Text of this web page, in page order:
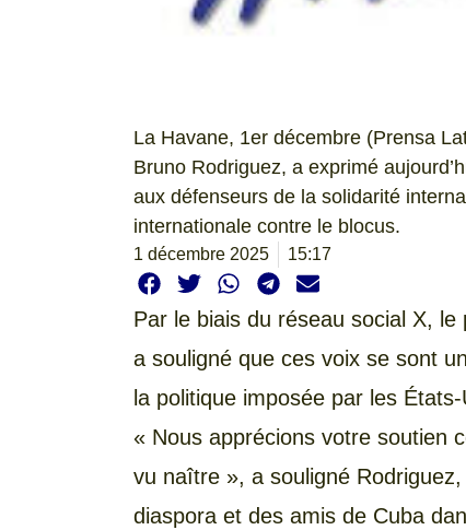
La Havane, 1er décembre (Prensa
Bruno Rodriguez, a exprimé
aux défenseurs de la solidarité
internationale contre le blocus.
1 décembre 2025 15:17
Par le biais du réseau social X,
a souligné que ces voix se sont
la politique imposée par les États-
« Nous apprécions votre soutien
vu naître », a souligné
diaspora et des amis de Cuba